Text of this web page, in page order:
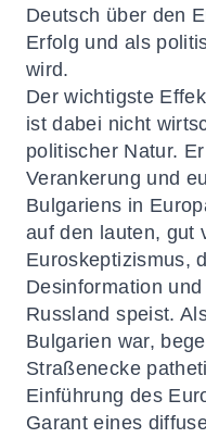
Deutsch über den
Erfolg und als
wird.
Der wichtigste
ist dabei nicht
politischer Natur.
Verankerung und
Bulgariens in
auf den lauten, gut
Euroskeptizismus,
Desinformation
Russland speist.
Bulgarien war,
Straßenecke
Einführung des
Garant eines